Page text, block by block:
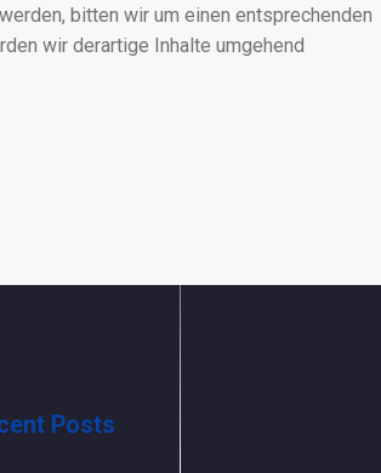
bitten wir um einen entsprechenden
wir derartige Inhalte umgehend
Posts